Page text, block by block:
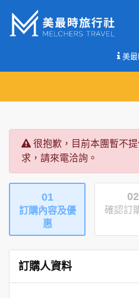
美最
很抱歉，目前本團暫不
求，請來電洽詢。
01
訂購內容及優
惠
02
確認訂
訂購人資料